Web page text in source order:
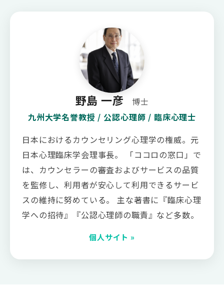
野島 一彦
博士
九州大学名誉教授 / 公認心理師 / 臨床心理士
日本におけるカウンセリング心理学の権威。元
日本心理臨床学会理事長。 「ココロの窓口」で
は、カウンセラーの審査およびサービスの品質
を監修し、利用者が安心して利用できるサービ
スの維持に努めている。 主な著書に『臨床心理
学への招待』『公認心理師の職責』など多数。
個人サイト »